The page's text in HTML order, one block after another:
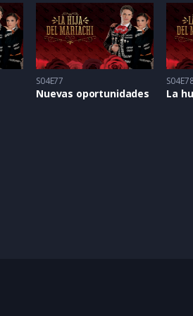
S04E77
Nuevas oportunidades La